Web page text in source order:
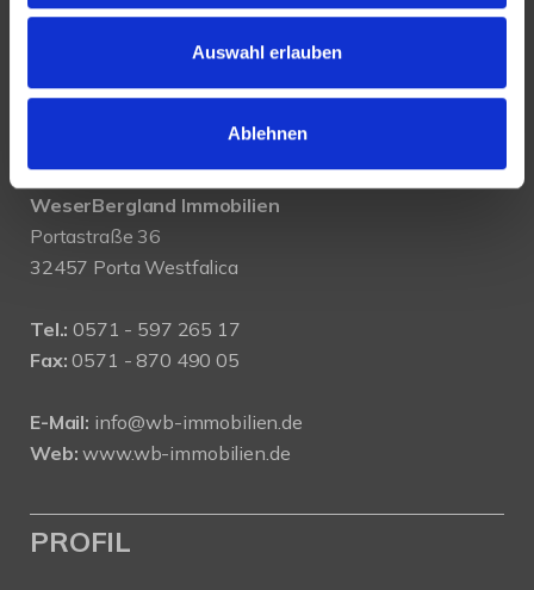
Auswahl erlauben
Ablehnen
WeserBergland Immobilien
Portastraße 36
32457 Porta Westfalica
Tel.: 0571 - 597 265 17
Fax: 0571 - 870 490 05
E-Mail: info@wb-immobilien.de
Web: www.wb-immobilien.de
PROFIL